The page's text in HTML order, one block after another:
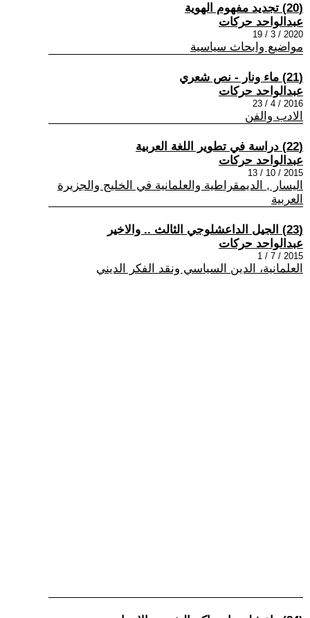
(20) تجديد مفهوم الهوية
عبدالواحد حركات
2020 / 3 / 19
مواضيع وابحاث سياسية
(21) ماء ونار - نص شعري
عبدالواحد حركات
2016 / 4 / 23
الادب والفن
(22) دراسة في تطوير اللغة العربية
عبدالواحد حركات
2015 / 10 / 13
اليسار , الديمقراطية والعلمانية في الخليج والجزيرة
العربية
(23) الجيل الداعشلوجي الثالث .. والاخير
عبدالواحد حركات
2015 / 7 / 1
العلمانية، الدين السياسي ونقد الفكر الديني